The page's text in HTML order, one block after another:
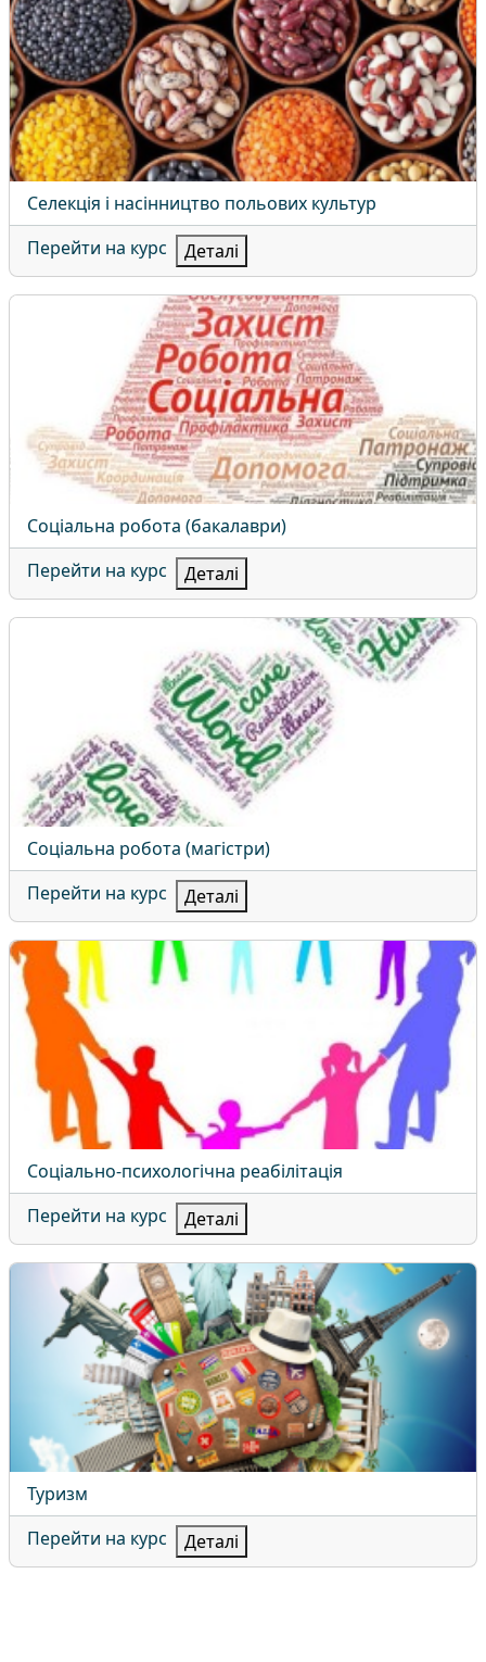
Назва курсу
Селекція і насінництво польових культур
Перейти на курс
Деталі
Соціальна робота (бакалаври)
Назва курсу
Соціальна робота (бакалаври)
Перейти на курс
Деталі
Соціальна робота (магістри)
Назва курсу
Соціальна робота (магістри)
Перейти на курс
Деталі
Соціально-психологічна реабілітація
Назва курсу
Соціально-психологічна реабілітація
Перейти на курс
Деталі
Туризм
Назва курсу
Туризм
Перейти на курс
Деталі